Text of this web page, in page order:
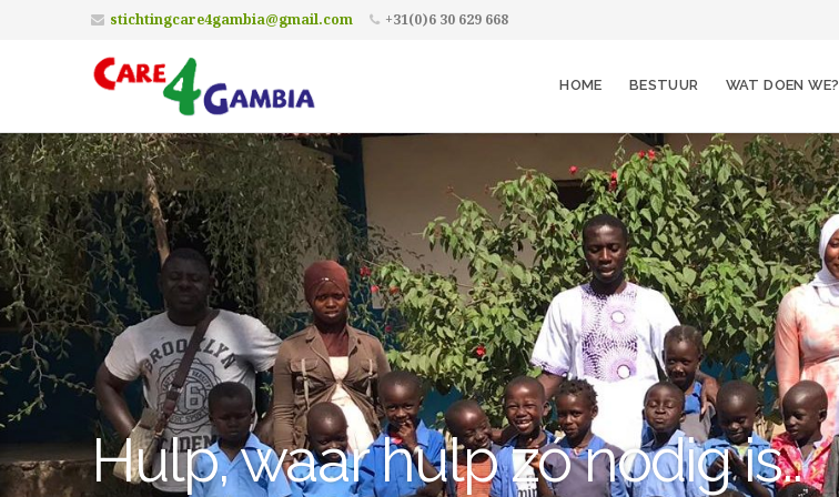
stichtingcare4gambia@gmail.com +31(0)6 30 629 668
HOME BESTUUR WAT DOEN WE?
Hulp, waar hulp zó nodig is..